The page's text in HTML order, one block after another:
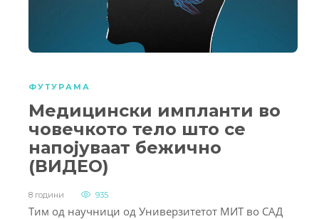
ФУТУРАМА
Медицински импланти во
човечкото тело што се
напојуваат бежично
(ВИДЕО)
8 години 935
Тим од научници од Универзитетот МИТ во САД